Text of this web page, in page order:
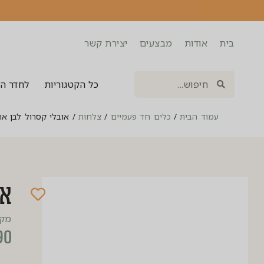
בית אודות מבצעים יצירת קשר
כל הקטגוריות לחדר
עמוד הבית/ כלים חד פעמיים /צלחות / אובלי קסרול לבן ארוז
מק”ט: